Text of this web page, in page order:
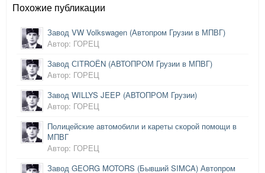
Похожие публикации
Завод VW Volkswagen (Автопром Грузии в МПВГ)
Автор: ГОРЕЦ
Завод СITROЁN (АВТОПРОМ Грузии в МПВГ)
Автор: ГОРЕЦ
Завод WILLYS JEEP (АВТОПРОМ Грузии)
Автор: ГОРЕЦ
Полицейские автомобили и кареты скорой помощи в
МПВГ
Автор: ГОРЕЦ
Завод GEORG MOTORS (Бывший SIMCA) Автопром